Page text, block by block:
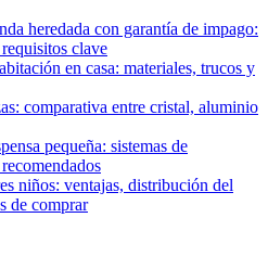
heredada con garantía de impago:
clave
en casa: materiales, trucos y
comparativa entre cristal, aluminio
pequeña: sistemas de
niños: ventajas, distribución del
de comprar